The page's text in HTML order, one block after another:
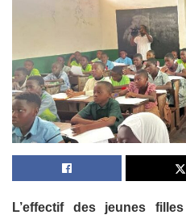
L’effectif des jeunes